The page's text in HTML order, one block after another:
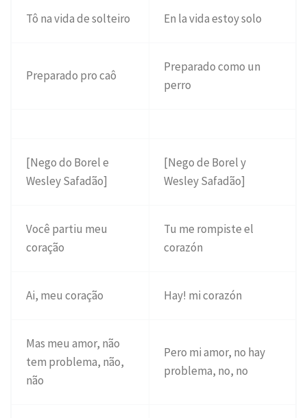
Tô na vida de solteiro En la vida estoy solo
Preparado pro caô
Preparado como un
perro
[Nego do Borel e
Wesley Safadão]
[Nego de Borel y
Wesley Safadão]
Você partiu meu
coração
Tu me rompiste el
corazón
Ai, meu coração Hay! mi corazón
Mas meu amor, não
tem problema, não,
não
Pero mi amor, no hay
problema, no, no